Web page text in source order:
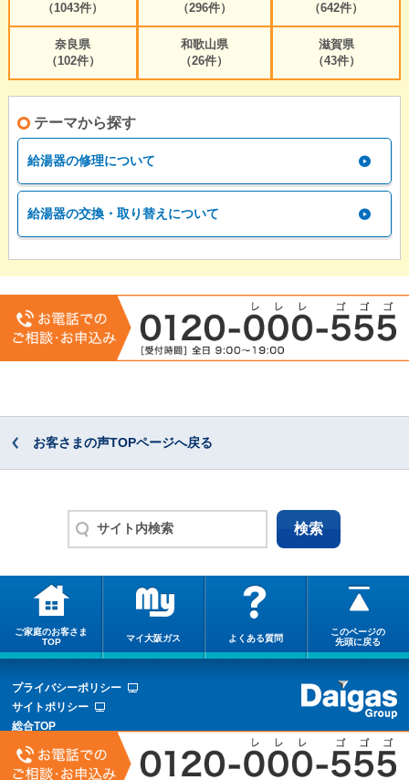
（1043件）
（296件）
（642件）
奈良県
（102件）
和歌山県
（26件）
滋賀県
（43件）
テーマから探す
給湯器の修理について
給湯器の交換・取り替えについて
お客さまの声TOPページへ戻る
ご家庭のお客さま
TOP
マイ大阪ガス よくある質問
このページの
先頭に戻る
プライバシーポリシー
サイトポリシー
総合TOP
サイトマップ